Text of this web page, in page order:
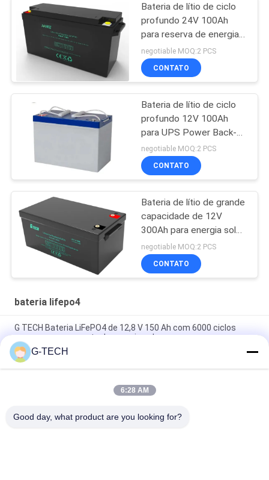
Bateria de lítio de ciclo
profundo 24V 100Ah
para reserva de energia e
armazenamento de
energia
negotiable MOQ:2 PCS
CONTATO
Bateria de lítio de ciclo
profundo 12V 100Ah
para UPS Power Back-up
e armazenamento de
energia
negotiable MOQ:2 PCS
CONTATO
Bateria de lítio de grande
capacidade de 12V
300Ah para energia solar
e de reserva
negotiable MOQ:2 PCS
CONTATO
bateria lifepo4
G TECH Bateria LiFePO4 de 12,8 V 150 Ah com 6000 ciclos
para armazenamento de energia solar
G TECH Bateria LiFePO4 72V 30Ah com 6000 ciclos de vida útil
para bicicletas e triciclos elétricos
G TECH 76.8V 100Ah LiFePO4 Bateria com 6000 ciclo de vida
G-TECH
6:28 AM
Good day, what product are you looking for?